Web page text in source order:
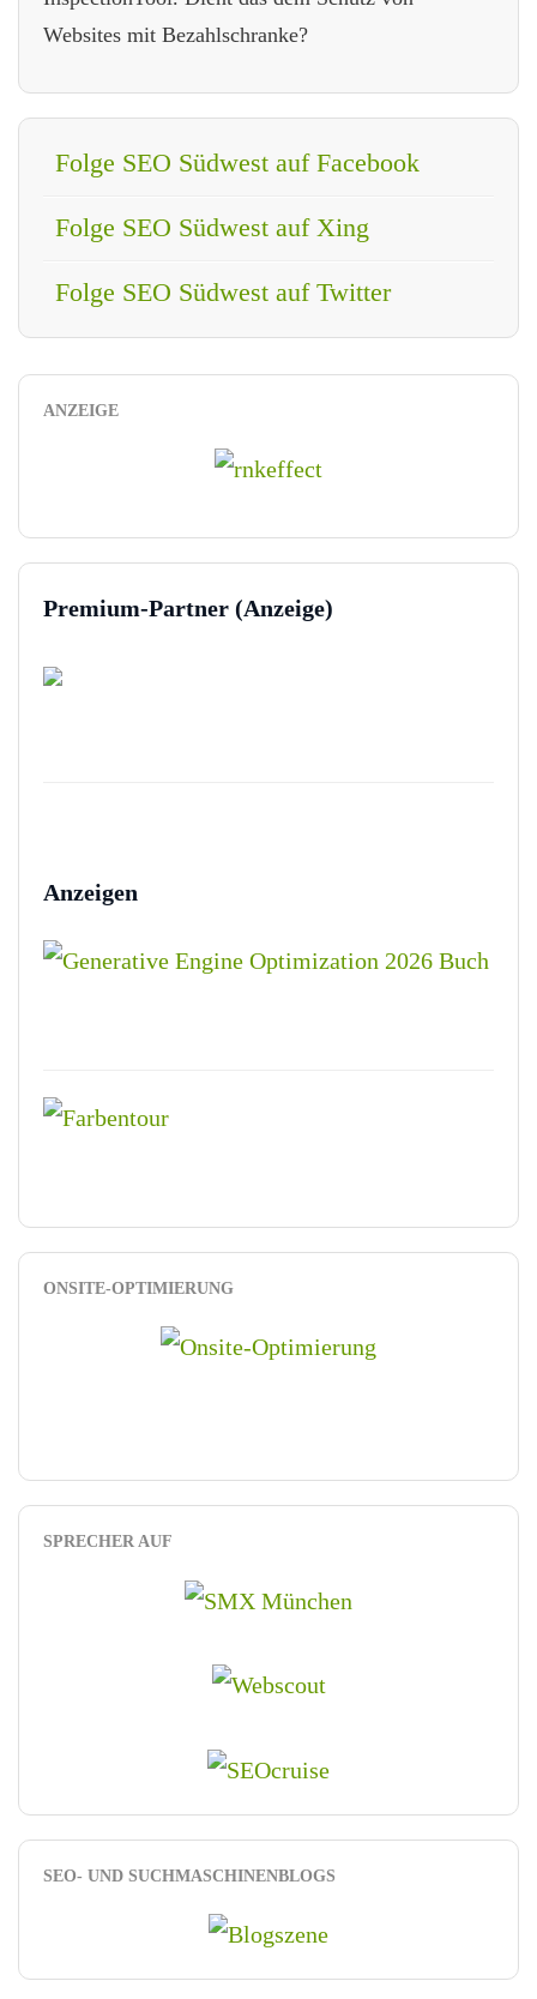
Websites mit Bezahlschranke?
Folge SEO Südwest auf Facebook
Folge SEO Südwest auf Xing
Folge SEO Südwest auf Twitter
ANZEIGE
Premium-Partner (Anzeige)
Anzeigen
ONSITE-OPTIMIERUNG
SPRECHER AUF
SEO- UND SUCHMASCHINENBLOGS